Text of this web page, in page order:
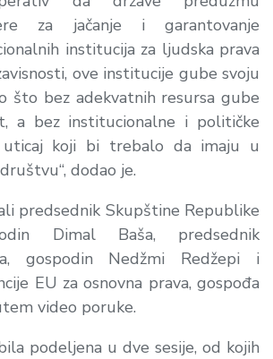
za jačanje i garantovanje
institucija za ljudska prava
ove institucije gube svoju
što bez adekvatnih resursa gube
a bez institucionalne i političke
koji bi trebalo da imaju u
dodao je.
predsednik Skupštine Republike
Dimal Baša, predsednik
gospodin Nedžmi Redžepi i
EU za osnovna prava, gospođa
video poruke.
podeljena u dve sesije, od kojih